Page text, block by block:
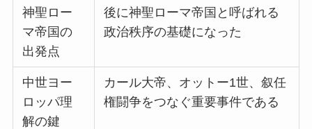
神聖ロー
マ帝国の
出発点
後に神聖ローマ帝国と呼ばれる
政治秩序の基礎になった
中世ヨー
ロッパ理
解の鍵
カール大帝、オットー1世、叙任
権闘争をつなぐ重要事件である